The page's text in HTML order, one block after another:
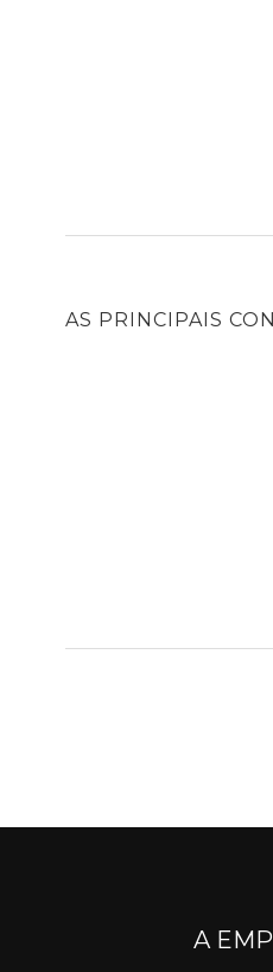
AS PRINCIPAIS
A